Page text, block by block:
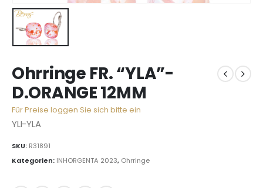
Ohrringe FR. “YLA”-
D.ORANGE 12MM
Für Preise loggen Sie sich bitte ein
YLI-YLA
SKU: R31891
Kategorien: INHORGENTA 2023, Ohrringe